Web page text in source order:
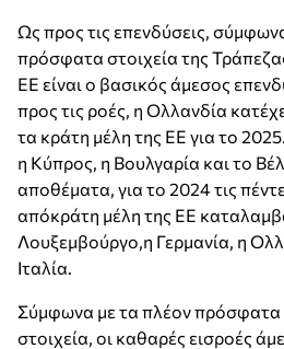
Ως προς τις επενδύσεις,
πρόσφατα στοιχεία της
ΕΕ είναι ο βασικός άμεσος
προς τις ροές, η Ολλανδία
τα κράτη μέλη της ΕΕ για το
η Κύπρος, η Βουλγαρία και το
αποθέματα, για το 2024 τις
απόκράτη μέλη της ΕΕ
Λουξεμβούργο,η Γερμανία, η
Ιταλία.
Σύμφωνα με τα πλέον πρόσφατα
στοιχεία, οι καθαρές εισροές